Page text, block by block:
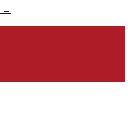
→